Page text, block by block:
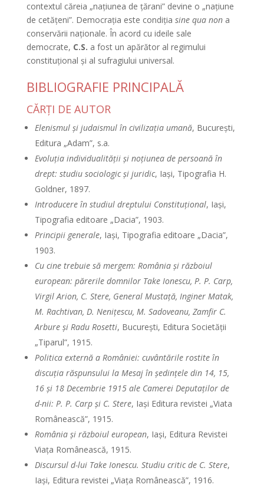
contextul căreia „naţiunea de ţărani” devine o „naţiune
de cetăţeni”. Democraţia este condiţia sine qua nona
conservării naţionale. În acord cu ideile sale
democrate, C.S. a fost un apărător al regimului
constituţional şi al sufragiului universal.
BIBLIOGRAFIE PRINCIPALĂ
CĂRŢI DE AUTOR
Elenismul şi judaismul în civilizaţia umană, Bucureşti,
Editura „Adam”, s.a.
Evoluţia individualităţii şi noţiunea de persoană în
drept: studiu sociologic şi juridic, Iaşi, Tipografia H.
Goldner, 1897.
Introducere în studiul dreptului Constituţional, Iaşi,
Tipografia editoare „Dacia”, 1903.
Principii generale, Iaşi, Tipografia editoare „Dacia”,
1903.
Cu cine trebuie să mergem: România şi războiul
european: părerile domnilor Take Ionescu, P. P. Carp,
Virgil Arion, C. Stere, General Mustaţă, Inginer Matak,
M. Rachtivan, D. Neniţescu, M. Sadoveanu, Zamfir C.
Arbure şi Radu Rosetti, Bucureşti, Editura Societăţii
„Tiparul”, 1915.
Politica externă a României: cuvântările rostite în
discuţia răspunsului la Mesaj în şedinţele din 14, 15,
16 şi 18 Decembrie 1915 ale Camerei Deputaţilor de
d-nii: P. P. Carp şi C. Stere, Iaşi Editura revistei „Viata
Românească”, 1915.
România şi războiul european, Iaşi, Editura Revistei
Viaţa Românească, 1915.
Discursul d-lui Take Ionescu. Studiu critic de C. Stere,
Iaşi, Editura revistei „Viaţa Românească”, 1916.